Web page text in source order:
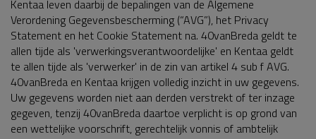
Kentaa leven daarbij de bepalingen van de Algemene
Verordening Gegevensbescherming (“AVG”), het Privacy
Statement en het Cookie Statement na. 40vanBreda geldt te
allen tijde als 'verwerkingsverantwoordelijke' en Kentaa geldt
te allen tijde als 'verwerker' in de zin van artikel 4 sub f AVG.
40vanBreda en Kentaa krijgen volledig inzicht in uw gegevens.
Uw gegevens worden niet aan derden verstrekt of ter inzage
gegeven, tenzij 40vanBreda daartoe verplicht is op grond van
een wettelijke voorschrift, gerechtelijk vonnis of ambtelijk